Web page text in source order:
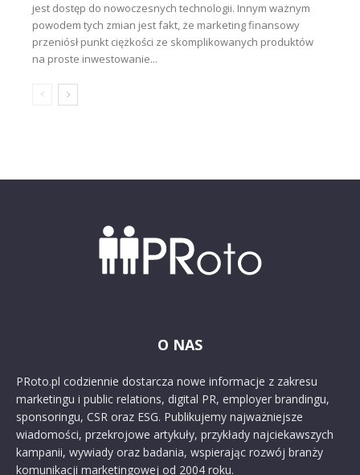
jest dostęp do nowoczesnych technologii. Innym ważnym
powodem tych zmian jest fakt, że marketing finansowy
przeniósł punkt ciężkości ze skomplikowanych produktów
na proste inwestowanie...
O NAS
PRoto.pl codziennie dostarcza nowe informacje z zakresu
marketingu i public relations, digital PR, employer brandingu,
sponsoringu, CSR oraz ESG. Publikujemy najważniejsze
wiadomości, przekrojowe artykuły, przykłady najciekawszych
kampanii, wywiady oraz badania, wspierając rozwój branży
komunikacji marketingowej od 2004 roku.